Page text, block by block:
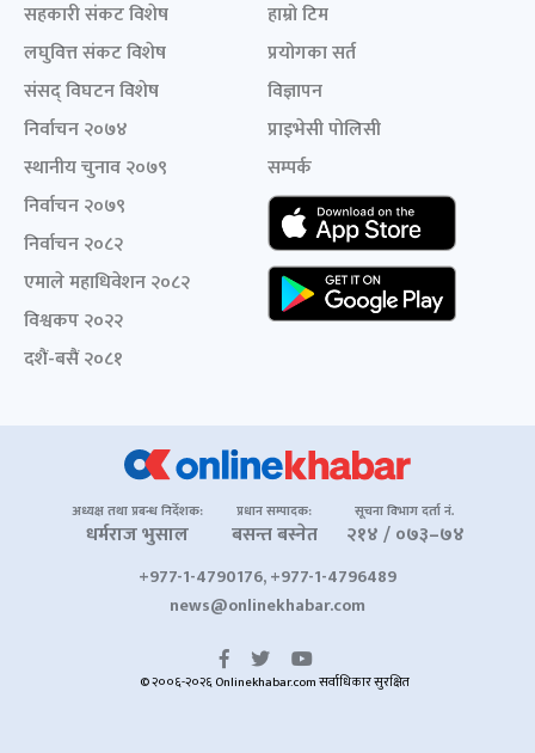
सहकारी संकट विशेष
लघुवित्त संकट विशेष
संसद् विघटन विशेष
निर्वाचन २०७४
स्थानीय चुनाव २०७९
निर्वाचन २०७९
निर्वाचन २०८२
एमाले महाधिवेशन २०८२
विश्वकप २०२२
दशैं-बसैं २०८१
हाम्रो टिम
प्रयोगका सर्त
विज्ञापन
प्राइभेसी पोलिसी
सम्पर्क
अध्यक्ष तथा प्रबन्ध निर्देशक:
धर्मराज भुसाल
प्रधान सम्पादक:
बसन्त बस्नेत
सूचना विभाग दर्ता नं.
२१४ / ०७३–७४
+977-1-4790176, +977-1-4796489
news@onlinekhabar.com
© २००६-२०२६ Onlinekhabar.com सर्वाधिकार सुरक्षित